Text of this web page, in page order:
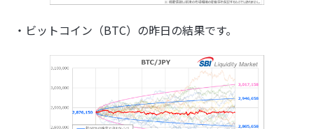
・ビットコイン（BTC）の昨日の結果です。